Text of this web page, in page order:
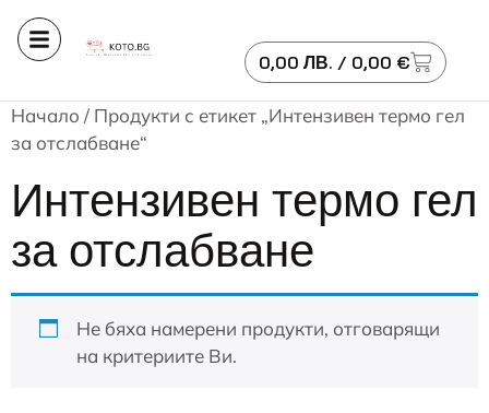
0,00 ЛВ. / 0,00 €
Начало / Продукти с етикет „Интензивен термо гел
за отслабване“
Интензивен термо гел
за отслабване
Не бяха намерени продукти, отговарящи
на критериите Ви.